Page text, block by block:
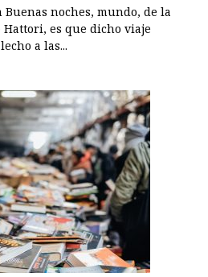
noches, mundo, de la
Hattori, es que dicho viaje
a las...